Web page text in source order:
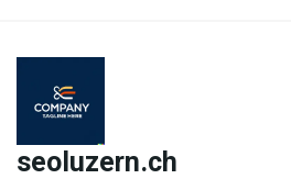
content
seoluzern.ch